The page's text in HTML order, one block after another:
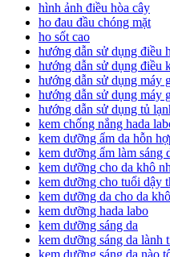
hình ảnh điều hòa cây
ho đau đầu chóng mặt
ho sốt cao
hướng dẫn sử dụng điều
hướng dẫn sử dụng điều
hướng dẫn sử dụng máy
hướng dẫn sử dụng máy
hướng dẫn sử dụng tủ
kem chống nắng hada
kem dưỡng ẩm da hỗn
kem dưỡng ẩm làm sáng
kem dưỡng cho da khô
kem dưỡng cho tuổi dậy
kem dưỡng da cho da
kem dưỡng hada labo
kem dưỡng sáng da
kem dưỡng sáng da lành
kem dưỡng sáng da nào